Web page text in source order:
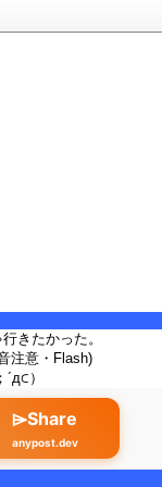
きたかった。
注意・Flash)
）
⌲Share
anypost.dev